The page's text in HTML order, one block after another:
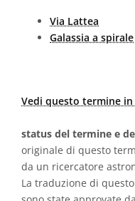
Via Lattea
Galassia a spirale
Vedi questo termine
status del termine e
originale di questo
da un ricercatore
La traduzione di